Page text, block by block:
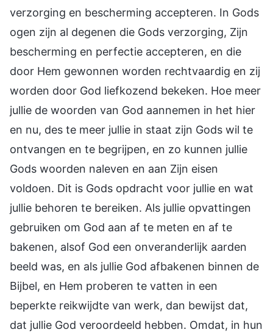
verzorging en bescherming accepteren. In Gods
ogen zijn al degenen die Gods verzorging, Zijn
bescherming en perfectie accepteren, en die
door Hem gewonnen worden rechtvaardig en zij
worden door God liefkozend bekeken. Hoe meer
jullie de woorden van God aannemen in het hier
en nu, des te meer jullie in staat zijn Gods wil te
ontvangen en te begrijpen, en zo kunnen jullie
Gods woorden naleven en aan Zijn eisen
voldoen. Dit is Gods opdracht voor jullie en wat
jullie behoren te bereiken. Als jullie opvattingen
gebruiken om God aan af te meten en af te
bakenen, alsof God een onveranderlijk aarden
beeld was, en als jullie God afbakenen binnen de
Bijbel, en Hem proberen te vatten in een
beperkte reikwijdte van werk, dan bewijst dat,
dat jullie God veroordeeld hebben. Omdat, in hun